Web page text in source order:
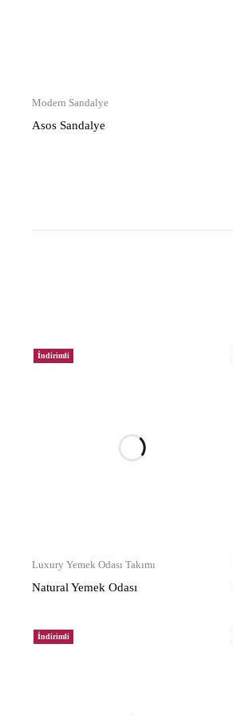
Modern Sandalye
Asos Sandalye
İndirimli
Luxury Yemek Odası Takımı
Natural Yemek Odası
İndirimli